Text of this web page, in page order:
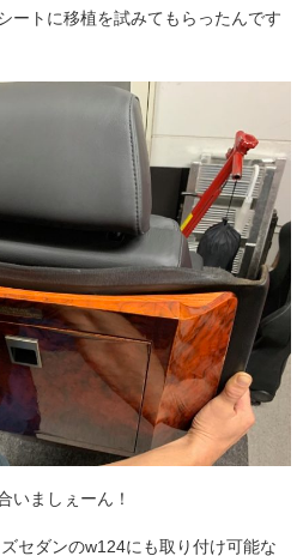
ートに移植を試みてもらったんです
いましぇーん！
セダンのw124にも取り付け可能な